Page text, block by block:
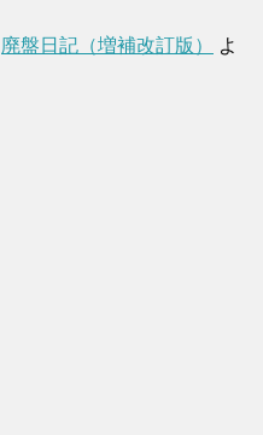
廃盤日記（増補改訂版）
よ